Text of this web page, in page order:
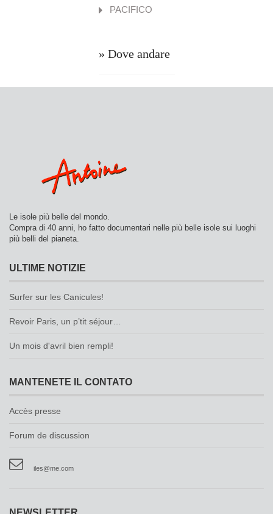
PACIFICO
» Dove andare
Le isole più belle del mondo.
Compra di 40 anni, ho fatto documentari nelle più belle isole sui luoghi
più belli del pianeta.
ULTIME NOTIZIE
Surfer sur les Canicules!
Revoir Paris, un p’tit séjour…
Un mois d'avril bien rempli!
MANTENETE IL CONTATO
Accès presse
Forum de discussion
iles@me.com